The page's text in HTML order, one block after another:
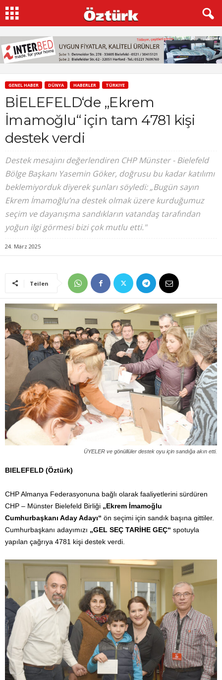
GENEL HABER DÜNYA HABERLER TÜRKIYE
BİELEFELD‘de „Ekrem
İmamoğlu“ için tam 4781 kişi
destek verdi
Destek mesajını değerlendiren CHP Münster - Bielefeld
Bölge Başkanı Yasemin Göker, doğrusu bu kadar katılımı
beklemiyorduk diyerek şunları söyledi: „Bugün sayın
Ekrem İmamoğlu’na destek olmak üzere kurduğumuz
seçim ve dayanışma sandıkların vatandaş tarafından
yoğun ilgi görmesi bizi çok mutlu etti."
24. März 2025
Teilen
ÜYELER ve gönüllüler destek oyu için sandığa akın etti.
BIELEFELD (Öztürk)
CHP Almanya Federasyonuna bağlı olarak faaliyetlerini sürdüren
CHP – Münster Bielefeld Birliği „Ekrem İmamoğlu
Cumhurbaşkanı Aday Adayı“ ön seçimi için sandık başına gittiler.
Cumhurbaşkanı adayımızı „GEL SEÇ TARİHE GEÇ“ spotuyla
yapılan çağrıya 4781 kişi destek verdi.